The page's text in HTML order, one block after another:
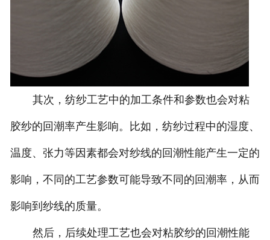
其次，纺纱工艺中的加工条件和参数也会对粘
胶纱的回潮率产生影响。比如，纺纱过程中的湿度、
温度、张力等因素都会对纱线的回潮性能产生一定的
影响，不同的工艺参数可能导致不同的回潮率，从而
影响到纱线的质量。
然后，后续处理工艺也会对粘胶纱的回潮性能